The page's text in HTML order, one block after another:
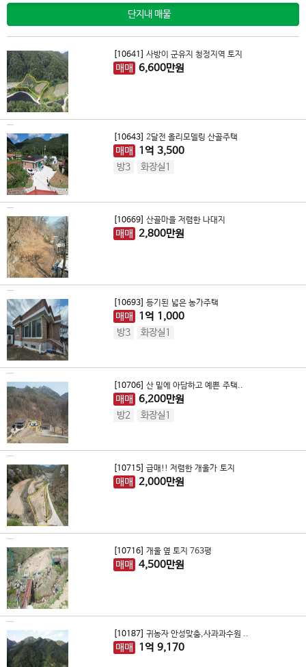
단지내 매물
[10641] 사방이 군유지 청정지역 토지
매매 6,600만원
[10643] 2달전 올리모델링 산골주택
매매 1 억 3,500
방3 화장실1
[10669] 산골마을 저렴한 나대지
매매 2,800만원
[10693] 등기된 넓은 농가주택
매매 1 억 1,000
방3 화장실1
[10706] 산 밑에 아담하고 예쁜 주택..
매매 6,200만원
방2 화장실1
[10715] 급매!! 저렴한 개울가 토지
매매 2,000만원
[10716] 개울 옆 토지 763평
매매 4,500만원
[10187] 귀농자 안성맞춤,사과과수원 ..
매매 1 억 9,170